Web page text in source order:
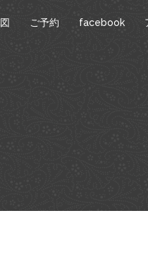
ご予約 facebook